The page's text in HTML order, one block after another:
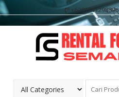
Skip
to
content
+6281311298896